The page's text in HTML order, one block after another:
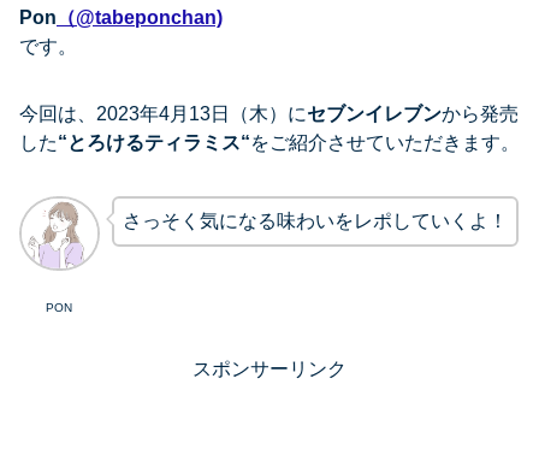
Pon （@tabeponchan)
です。
今回は、2023年4月13日（木）にセブンイレブンから発売
した“とろけるティラミス“をご紹介させていただきます。
PON
さっそく気になる味わいをレポしていくよ！
スポンサーリンク